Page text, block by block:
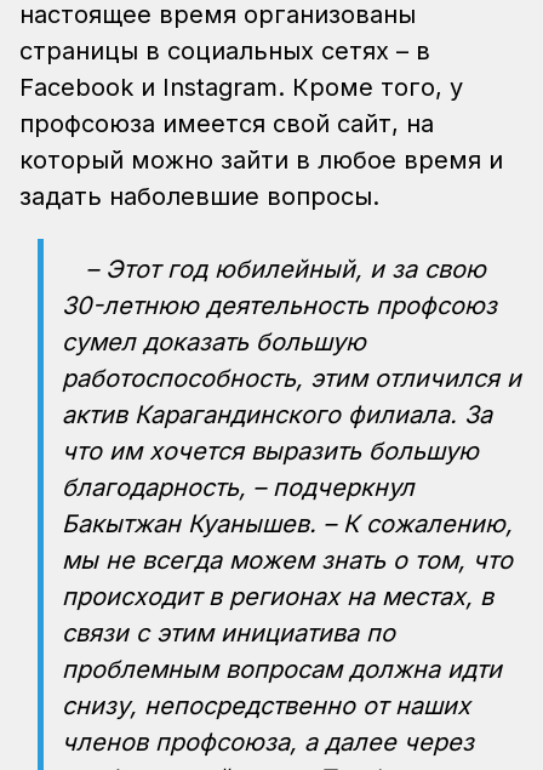
настоящее время организованы
страницы в социальных сетях – в
Facebook и Instagram. Кроме того, у
профсоюза имеется свой сайт, на
который можно зайти в любое время и
задать наболевшие вопросы.
– Этот год юбилейный, и за свою
30-летнюю деятельность профсоюз
сумел доказать большую
работоспособность, этим отличился и
актив Карагандинского филиала. За
что им хочется выразить большую
благодарность, – подчеркнул
Бакытжан Куанышев. – К сожалению,
мы не всегда можем знать о том, что
происходит в регионах на местах, в
связи с этим инициатива по
проблемным вопросам должна идти
снизу, непосредственно от наших
членов профсоюза, а далее через